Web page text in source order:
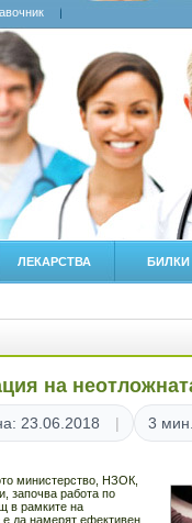
ЛЕКАРСТВА БИЛКИ
на
23.06.2018
3
министерство, НЗОК,
започва работа по
в рамките на
е да намерят ефективен